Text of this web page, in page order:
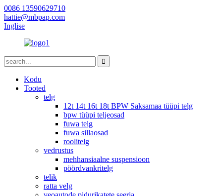
0086 13590629710
hattie@mbpap.com
Inglise
Kodu
Tooted
telg
12t 14t 16t 18t BPW Saksamaa tüüpi telg
bpw tüüpi teljeosad
fuwa telg
fuwa sillaosad
roolitelg
vedrustus
mehhansiaalne suspensioon
pöördvankritelg
telik
ratta velg